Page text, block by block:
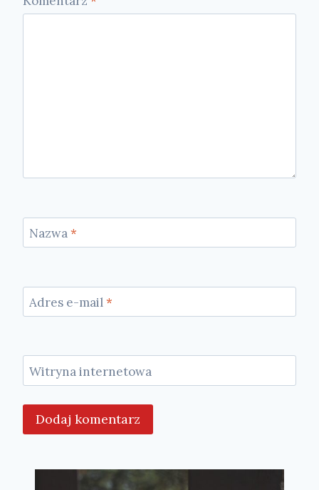
Nazwa*
Adres e-mail*
Witryna internetowa